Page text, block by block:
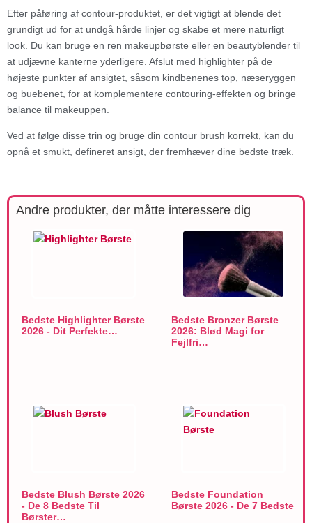
Efter påføring af contour-produktet, er det vigtigt at blende det
grundigt ud for at undgå hårde linjer og skabe et mere naturligt
look. Du kan bruge en ren makeupbørste eller en beautyblender til
at udjævne kanterne yderligere. Afslut med highlighter på de
højeste punkter af ansigtet, såsom kindbenenes top, næseryggen
og buebenet, for at komplementere contouring-effekten og bringe
balance til makeuppen.
Ved at følge disse trin og bruge din contour brush korrekt, kan du
opnå et smukt, defineret ansigt, der fremhæver dine bedste træk.
Andre produkter, der måtte interessere dig
Bedste Highlighter Børste
2026 - Dit Perfekte…
Bedste Bronzer Børste
2026: Blød Magi for
Fejlfri…
Bedste Blush Børste 2026
- De 8 Bedste Til
Børster…
Bedste Foundation
Børste 2026 - De 7 Bedste